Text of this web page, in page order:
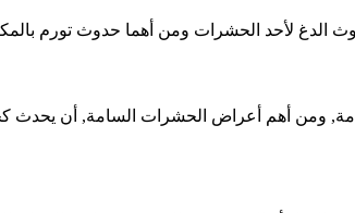
لأحد الحشرات ومن أهما حدوث تورم
ومن أهم أعراض الحشرات السامة, أن يحدث